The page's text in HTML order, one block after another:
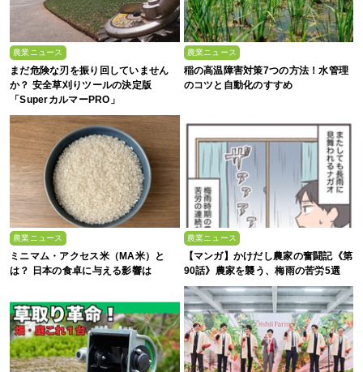
農業ニュース
まだ危険な刃を振り回していません
か？ 安全草刈りツールの決定版
「SuperカルマーPRO」
農業ニュース
稲の高温障害対策7つの方法！水管理
のコツと自動化のすすめ
農業ニュース
ミニマム・アクセス米（MA米）と
は？ 日本の食卓に与える影響は
農業ニュース
【マンガ】かけだし農家の奮闘記《第
90話》農家を襲う、梅雨の苦労5選